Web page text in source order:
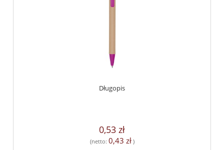
Długopis
0,53 zł
(netto: 0,43 zł)